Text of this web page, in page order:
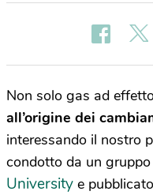
Non solo gas ad
all’origine dei
interessando il nostro
condotto da un
University e